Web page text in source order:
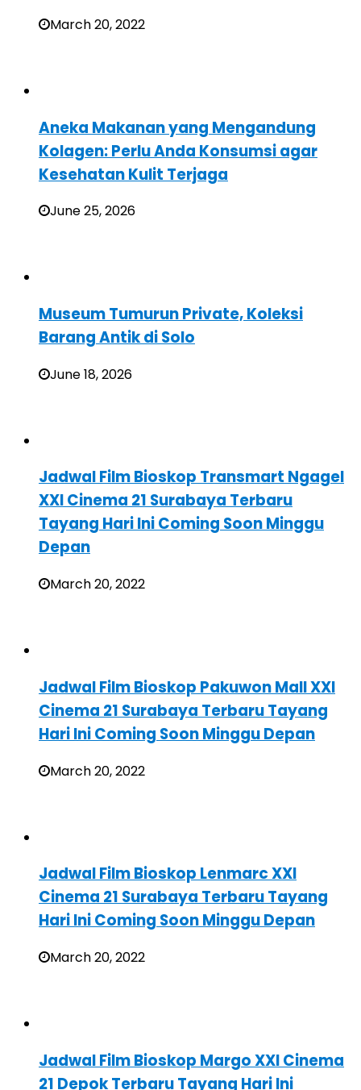
March 20, 2022
Aneka Makanan yang Mengandung
Kolagen: Perlu Anda Konsumsi agar
Kesehatan Kulit Terjaga
June 25, 2026
Museum Tumurun Private, Koleksi
Barang Antik di Solo
June 18, 2026
Jadwal Film Bioskop Transmart Ngagel
XXI Cinema 21 Surabaya Terbaru
Tayang Hari Ini Coming Soon Minggu
Depan
March 20, 2022
Jadwal Film Bioskop Pakuwon Mall XXI
Cinema 21 Surabaya Terbaru Tayang
Hari Ini Coming Soon Minggu Depan
March 20, 2022
Jadwal Film Bioskop Lenmarc XXI
Cinema 21 Surabaya Terbaru Tayang
Hari Ini Coming Soon Minggu Depan
March 20, 2022
Jadwal Film Bioskop Margo XXI Cinema
21 Depok Terbaru Tayang Hari Ini